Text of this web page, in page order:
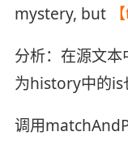
mystery, but
分析：在源文
为history中的is
调用